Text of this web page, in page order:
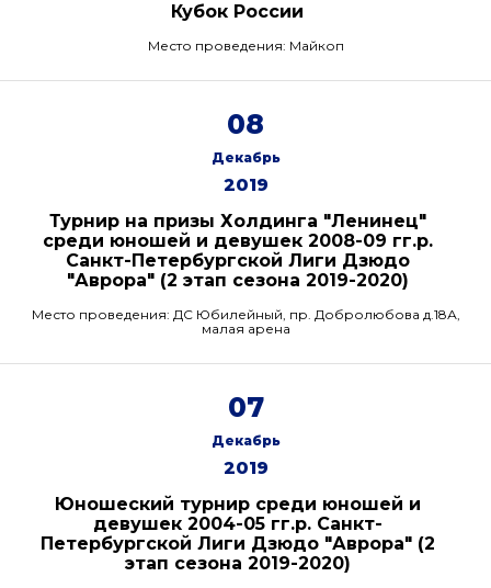
Кубок России
Место проведения: Майкоп
08
Декабрь
2019
Турнир на призы Холдинга "Ленинец"
среди юношей и девушек 2008-09 гг.р.
Санкт-Петербургской Лиги Дзюдо
"Аврора" (2 этап сезона 2019-2020)
Место проведения: ДС Юбилейный, пр. Добролюбова д.18А,
малая арена
07
Декабрь
2019
Юношеский турнир среди юношей и
девушек 2004-05 гг.р. Санкт-
Петербургской Лиги Дзюдо "Аврора" (2
этап сезона 2019-2020)